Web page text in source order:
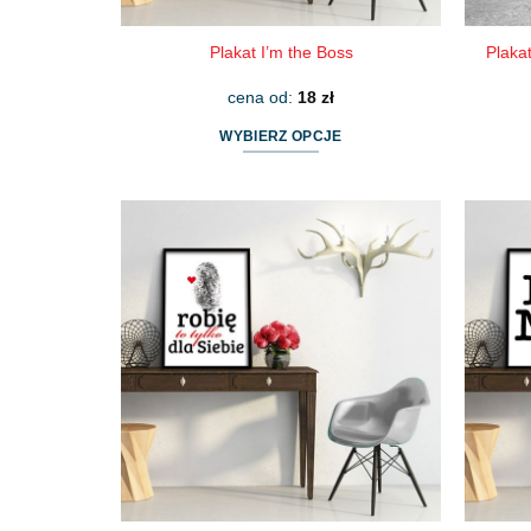
Plakat I’m the Boss
cena od: 18 zł
WYBIERZ OPCJE
wiele
wariantów.
można
wybrać
stronie
produktu